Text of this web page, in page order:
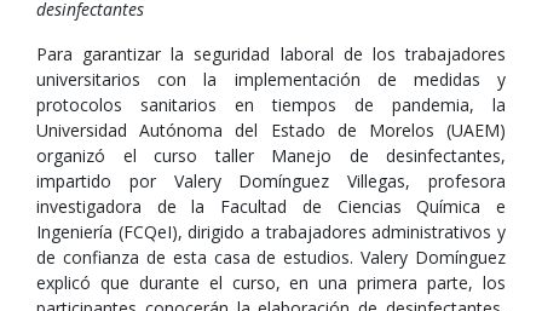
desinfectantes
Para garantizar la seguridad laboral de los trabajadores
universitarios con la implementación de medidas y
protocolos sanitarios en tiempos de pandemia, la
Universidad Autónoma del Estado de Morelos (UAEM)
organizó el curso taller Manejo de desinfectantes,
impartido por Valery Domínguez Villegas, profesora
investigadora de la Facultad de Ciencias Química e
Ingeniería (FCQeI), dirigido a trabajadores administrativos y
de confianza de esta casa de estudios. Valery Domínguez
explicó que durante el curso, en una primera parte, los